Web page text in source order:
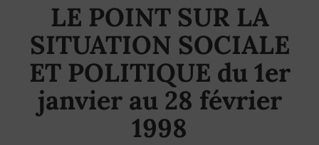
LE POINT SUR LA
SITUATION SOCIALE
ET POLITIQUE du 1er
janvier au 28 février
1998